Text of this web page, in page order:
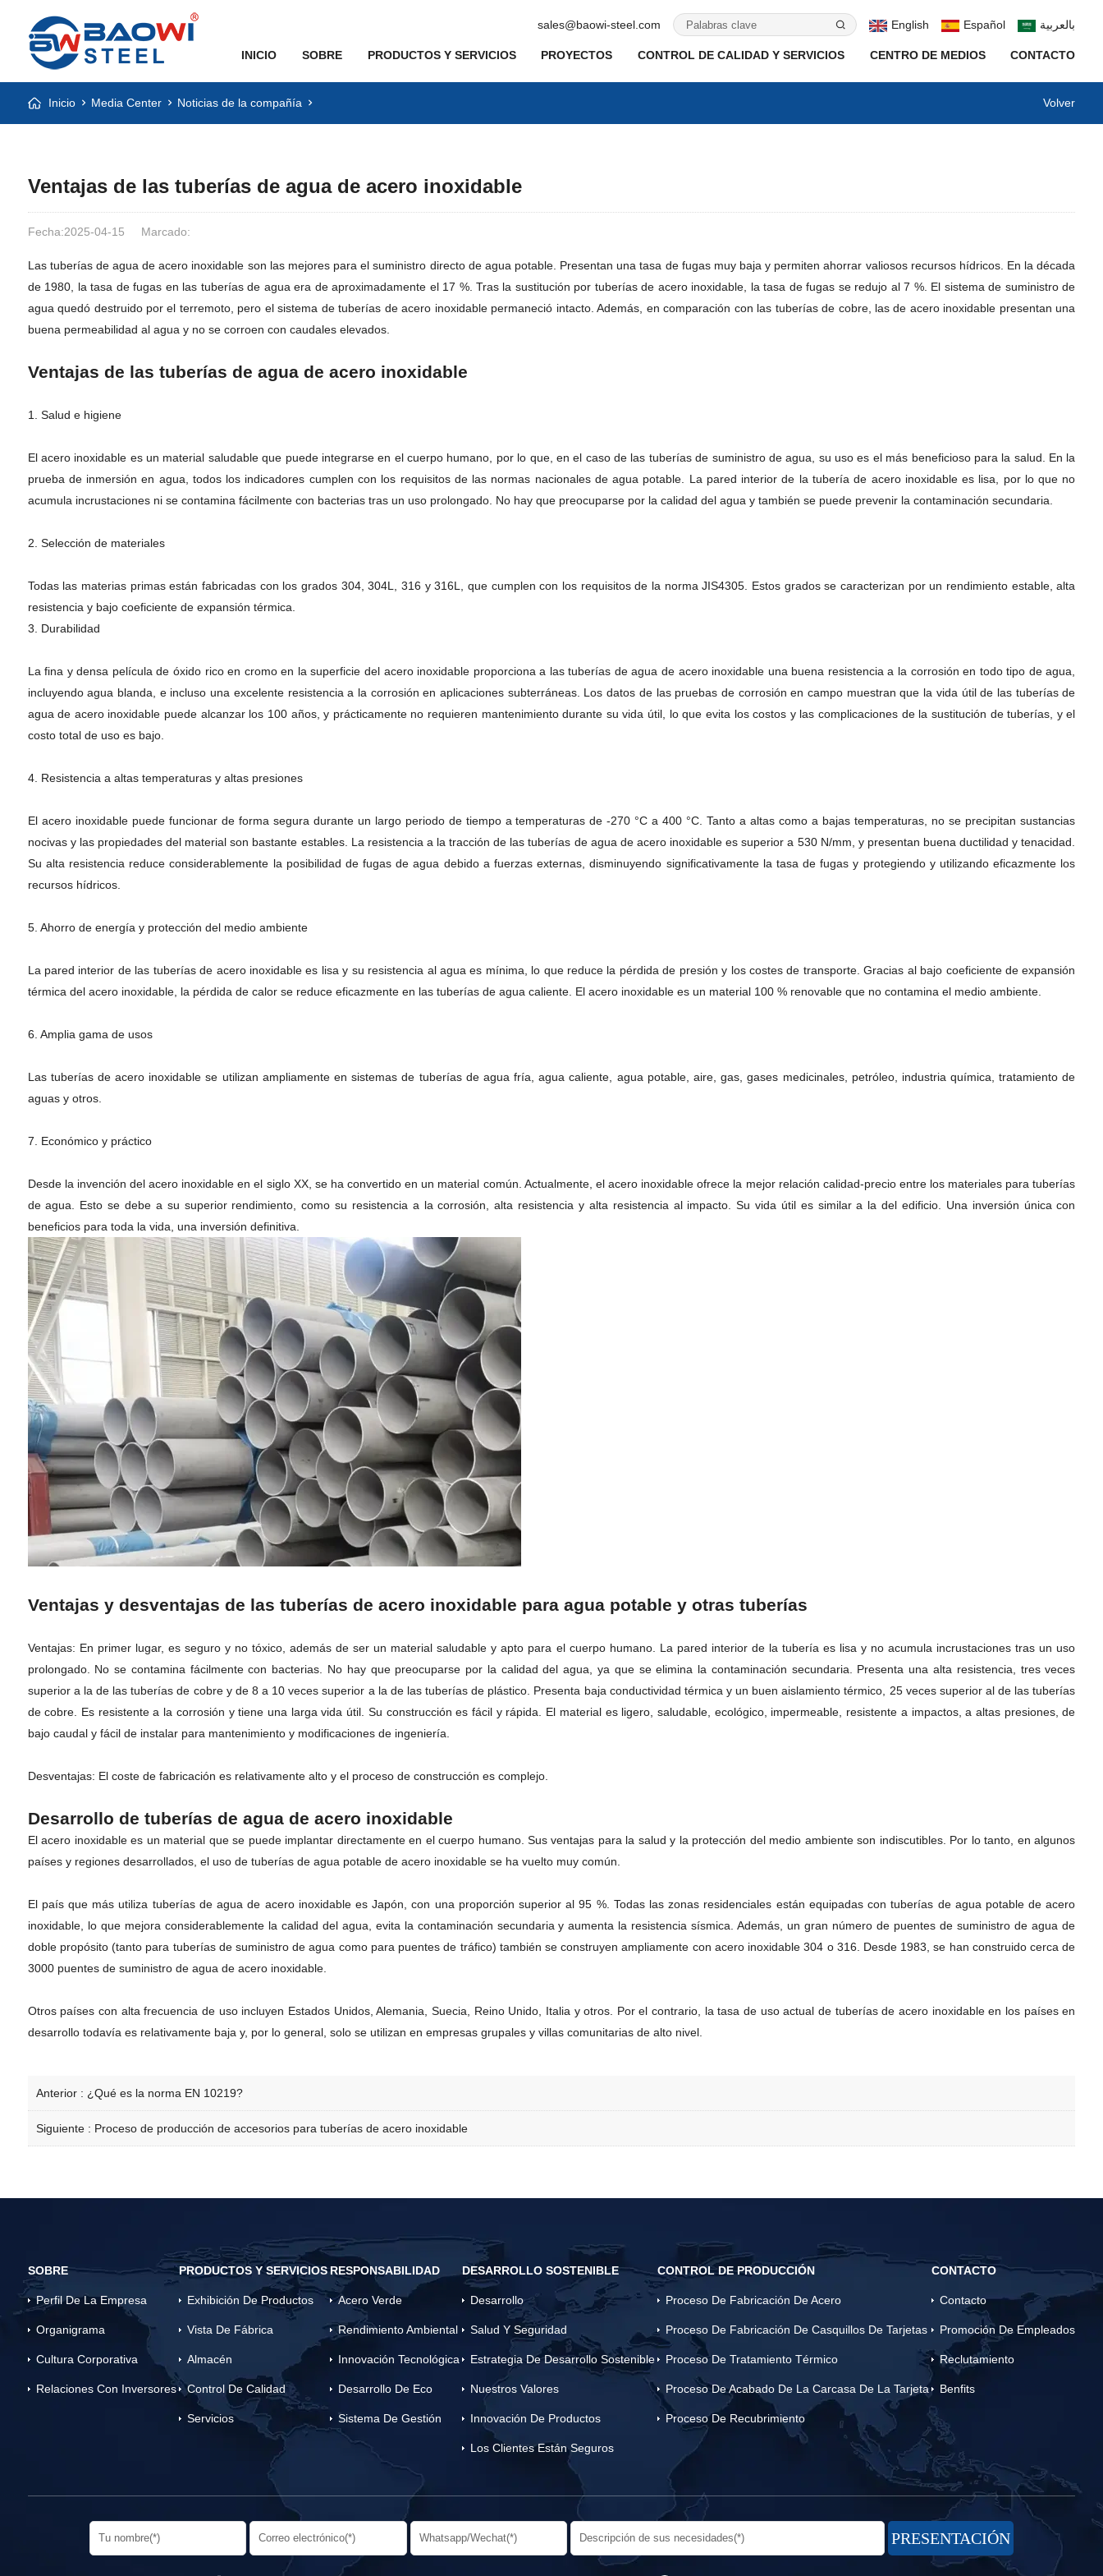
sales@baowi-steel.com English Español بالعربية
INICIO SOBRE PRODUCTOS Y SERVICIOS PROYECTOS CONTROL DE CALIDAD Y SERVICIOS CENTRO DE MEDIOS CONTACTO
Volver
Inicio Media Center Noticias de la compañía
Ventajas de las tuberías de agua de acero inoxidable
Fecha:2025-04-15 Marcado:
Las tuberías de agua de acero inoxidable son las mejores para el suministro directo de agua potable. Presentan una tasa de fugas muy baja y permiten ahorrar valiosos recursos hídricos. En la década
de 1980, la tasa de fugas en las tuberías de agua era de aproximadamente el 17 %. Tras la sustitución por tuberías de acero inoxidable, la tasa de fugas se redujo al 7 %. El sistema de suministro de
agua quedó destruido por el terremoto, pero el sistema de tuberías de acero inoxidable permaneció intacto. Además, en comparación con las tuberías de cobre, las de acero inoxidable presentan una
buena permeabilidad al agua y no se corroen con caudales elevados.
Ventajas de las tuberías de agua de acero inoxidable
1. Salud e higiene
El acero inoxidable es un material saludable que puede integrarse en el cuerpo humano, por lo que, en el caso de las tuberías de suministro de agua, su uso es el más beneficioso para la salud. En la
prueba de inmersión en agua, todos los indicadores cumplen con los requisitos de las normas nacionales de agua potable. La pared interior de la tubería de acero inoxidable es lisa, por lo que no
acumula incrustaciones ni se contamina fácilmente con bacterias tras un uso prolongado. No hay que preocuparse por la calidad del agua y también se puede prevenir la contaminación secundaria.
2. Selección de materiales
Todas las materias primas están fabricadas con los grados 304, 304L, 316 y 316L, que cumplen con los requisitos de la norma JIS4305. Estos grados se caracterizan por un rendimiento estable, alta
resistencia y bajo coeficiente de expansión térmica.
3. Durabilidad
La fina y densa película de óxido rico en cromo en la superficie del acero inoxidable proporciona a las tuberías de agua de acero inoxidable una buena resistencia a la corrosión en todo tipo de agua,
incluyendo agua blanda, e incluso una excelente resistencia a la corrosión en aplicaciones subterráneas. Los datos de las pruebas de corrosión en campo muestran que la vida útil de las tuberías de
agua de acero inoxidable puede alcanzar los 100 años, y prácticamente no requieren mantenimiento durante su vida útil, lo que evita los costos y las complicaciones de la sustitución de tuberías, y el
costo total de uso es bajo.
4. Resistencia a altas temperaturas y altas presiones
El acero inoxidable puede funcionar de forma segura durante un largo periodo de tiempo a temperaturas de -270 °C a 400 °C. Tanto a altas como a bajas temperaturas, no se precipitan sustancias
nocivas y las propiedades del material son bastante estables. La resistencia a la tracción de las tuberías de agua de acero inoxidable es superior a 530 N/mm, y presentan buena ductilidad y tenacidad.
Su alta resistencia reduce considerablemente la posibilidad de fugas de agua debido a fuerzas externas, disminuyendo significativamente la tasa de fugas y protegiendo y utilizando eficazmente los
recursos hídricos.
5. Ahorro de energía y protección del medio ambiente
La pared interior de las tuberías de acero inoxidable es lisa y su resistencia al agua es mínima, lo que reduce la pérdida de presión y los costes de transporte. Gracias al bajo coeficiente de expansión
térmica del acero inoxidable, la pérdida de calor se reduce eficazmente en las tuberías de agua caliente. El acero inoxidable es un material 100 % renovable que no contamina el medio ambiente.
6. Amplia gama de usos
Las tuberías de acero inoxidable se utilizan ampliamente en sistemas de tuberías de agua fría, agua caliente, agua potable, aire, gas, gases medicinales, petróleo, industria química, tratamiento de
aguas y otros.
7. Económico y práctico
Desde la invención del acero inoxidable en el siglo XX, se ha convertido en un material común. Actualmente, el acero inoxidable ofrece la mejor relación calidad-precio entre los materiales para tuberías
de agua. Esto se debe a su superior rendimiento, como su resistencia a la corrosión, alta resistencia y alta resistencia al impacto. Su vida útil es similar a la del edificio. Una inversión única con
beneficios para toda la vida, una inversión definitiva.
Ventajas y desventajas de las tuberías de acero inoxidable para agua potable y otras tuberías
Ventajas: En primer lugar, es seguro y no tóxico, además de ser un material saludable y apto para el cuerpo humano. La pared interior de la tubería es lisa y no acumula incrustaciones tras un uso
prolongado. No se contamina fácilmente con bacterias. No hay que preocuparse por la calidad del agua, ya que se elimina la contaminación secundaria. Presenta una alta resistencia, tres veces
superior a la de las tuberías de cobre y de 8 a 10 veces superior a la de las tuberías de plástico. Presenta baja conductividad térmica y un buen aislamiento térmico, 25 veces superior al de las tuberías
de cobre. Es resistente a la corrosión y tiene una larga vida útil. Su construcción es fácil y rápida. El material es ligero, saludable, ecológico, impermeable, resistente a impactos, a altas presiones, de
bajo caudal y fácil de instalar para mantenimiento y modificaciones de ingeniería.
Desventajas: El coste de fabricación es relativamente alto y el proceso de construcción es complejo.
Desarrollo de tuberías de agua de acero inoxidable
El acero inoxidable es un material que se puede implantar directamente en el cuerpo humano. Sus ventajas para la salud y la protección del medio ambiente son indiscutibles. Por lo tanto, en algunos
países y regiones desarrollados, el uso de tuberías de agua potable de acero inoxidable se ha vuelto muy común.
El país que más utiliza tuberías de agua de acero inoxidable es Japón, con una proporción superior al 95 %. Todas las zonas residenciales están equipadas con tuberías de agua potable de acero
inoxidable, lo que mejora considerablemente la calidad del agua, evita la contaminación secundaria y aumenta la resistencia sísmica. Además, un gran número de puentes de suministro de agua de
doble propósito (tanto para tuberías de suministro de agua como para puentes de tráfico) también se construyen ampliamente con acero inoxidable 304 o 316. Desde 1983, se han construido cerca de
3000 puentes de suministro de agua de acero inoxidable.
Otros países con alta frecuencia de uso incluyen Estados Unidos, Alemania, Suecia, Reino Unido, Italia y otros. Por el contrario, la tasa de uso actual de tuberías de acero inoxidable en los países en
desarrollo todavía es relativamente baja y, por lo general, solo se utilizan en empresas grupales y villas comunitarias de alto nivel.
Anterior : ¿Qué es la norma EN 10219?
Siguiente : Proceso de producción de accesorios para tuberías de acero inoxidable
SOBRE
Perfil De La Empresa
Organigrama
Cultura Corporativa
Relaciones Con Inversores
PRODUCTOS Y SERVICIOS
Exhibición De Productos
Vista De Fábrica
Almacén
Control De Calidad
Servicios
RESPONSABILIDAD
Acero Verde
Rendimiento Ambiental
Innovación Tecnológica
Desarrollo De Eco
Sistema De Gestión
DESARROLLO SOSTENIBLE
Desarrollo
Salud Y Seguridad
Estrategia De Desarrollo Sostenible
Nuestros Valores
Innovación De Productos
Los Clientes Están Seguros
CONTROL DE PRODUCCIÓN
Proceso De Fabricación De Acero
Proceso De Fabricación De Casquillos De Tarjetas
Proceso De Tratamiento Térmico
Proceso De Acabado De La Carcasa De La Tarjeta
Proceso De Recubrimiento
CONTACTO
Contacto
Promoción De Empleados
Reclutamiento
Benfits